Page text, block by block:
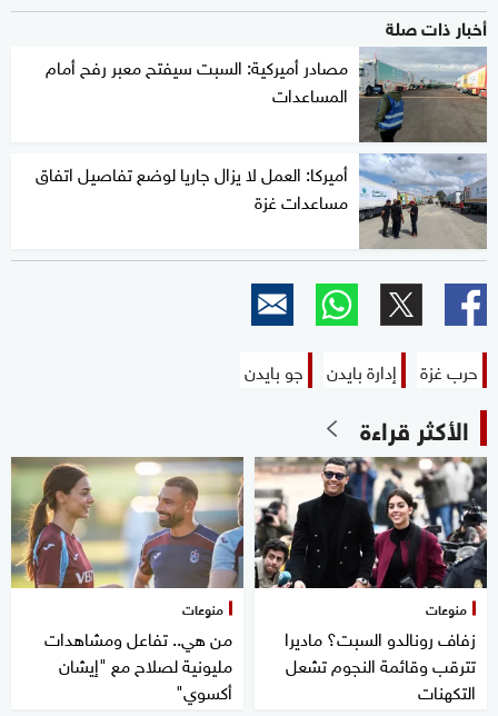
أخبار ذات صلة
مصادر أميركية: السبت سيفتح معبر رفح أمام
المساعدات
أميركا: العمل لا يزال جاريا لوضع تفاصيل اتفاق
مساعدات غزة
حرب غزة إدارة بايدن جو بايدن
الأكثر قراءة
منوعات
زفاف رونالدو السبت؟ ماديرا
تترقب وقائمة النجوم تشعل
التكهنات
منوعات
من هي.. تفاعل ومشاهدات
مليونية لصلاح مع "إيشان
أكسوي"